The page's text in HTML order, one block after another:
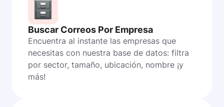
Buscar Correos Por Empresa
Encuentra al instante las empresas que
necesitas con nuestra base de datos: filtra
por sector, tamaño, ubicación, nombre ¡y
más!